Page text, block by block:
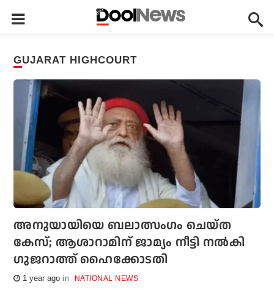
GUJARAT HIGHCOURT
അനുയായിയെ ബലാത്സംഗം ചെയ്ത
കേസ്; ആശാറാമിന് ജാമ്യം നീട്ടി നല്‍കി
ഗുജറാത്ത് ഹൈക്കോടതി
1 year ago NATIONAL NEWS